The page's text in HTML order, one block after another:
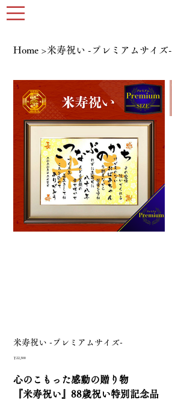
Home >米寿祝い -プレミアムサイズ-
米寿祝い -プレミアムサイズ-
価
￥22,300
心のこもった感動の贈り物
『米寿祝い』88歳祝い特別記念品